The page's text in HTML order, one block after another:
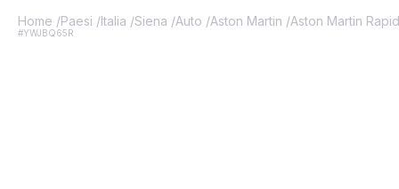
Home /Paesi /Italia /Siena /Auto /Aston Martin /Aston Martin
#YWJBQ65R